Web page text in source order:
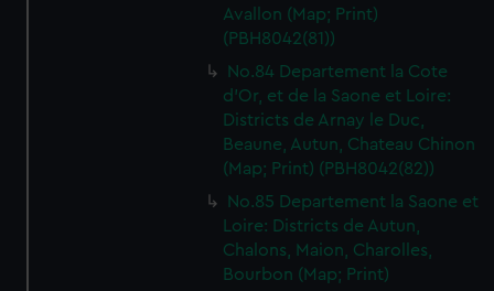
Avallon (Map; Print)
(PBH8042(81))
No.84 Departement la Cote
d'Or, et de la Saone et Loire:
Districts de Arnay le Duc,
Beaune, Autun, Chateau Chinon
(Map; Print) (PBH8042(82))
No.85 Departement la Saone et
Loire: Districts de Autun,
Chalons, Maion, Charolles,
Bourbon (Map; Print)